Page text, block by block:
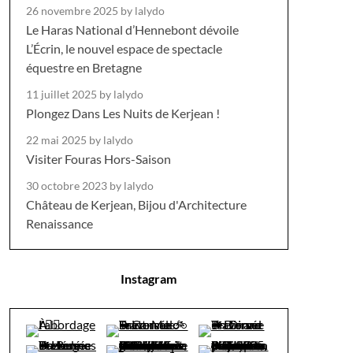
26 novembre 2025 by lalydo
Le Haras National d’Hennebont dévoile
L’Écrin, le nouvel espace de spectacle
équestre en Bretagne
11 juillet 2025 by lalydo
Plongez Dans Les Nuits de Kerjean !
22 mai 2025 by lalydo
Visiter Fouras Hors-Saison
30 octobre 2023 by lalydo
Château de Kerjean, Bijou d'Architecture
Renaissance
Instagram